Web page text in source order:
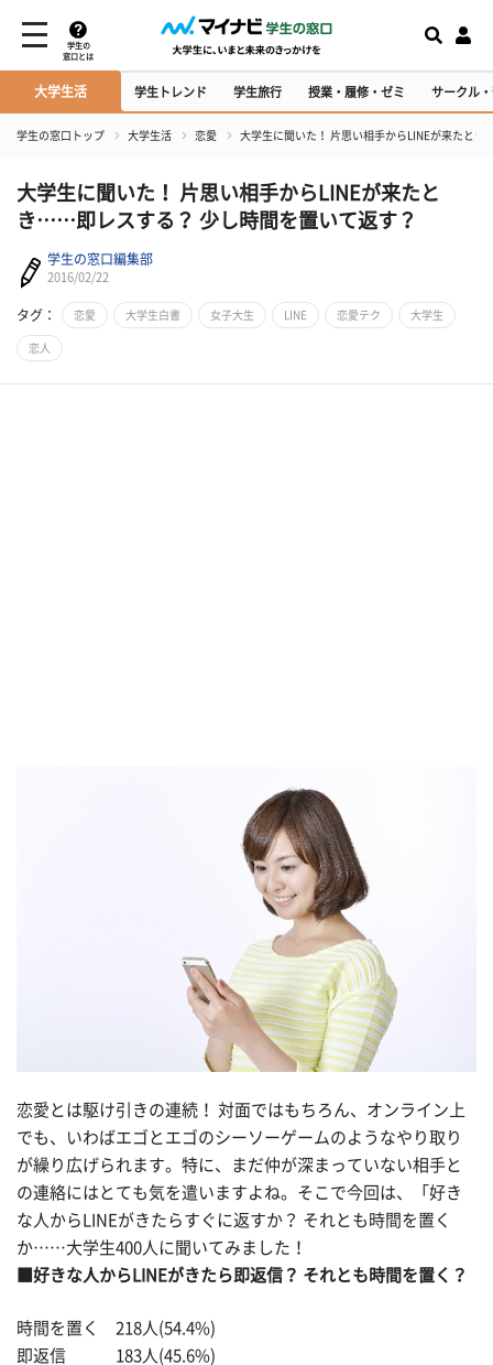
学生の
窓口とは
大学生活 学生トレンド 学生旅行 授業・履修・ゼミ サークル
学生の窓口トップ 大学生活 恋愛 大学生に聞いた！ 片思い相手からLINEが来たと
大学生に聞いた！ 片思い相手からLINEが来たと
き……即レスする？ 少し時間を置いて返す？
学生の窓口編集部
2016/02/22
タグ： 恋愛 大学生白書 女子大生 LINE 恋愛テク 大学生
恋人
恋愛とは駆け引きの連続！ 対面ではもちろん、オンライン上
でも、いわばエゴとエゴのシーソーゲームのようなやり取り
が繰り広げられます。特に、まだ仲が深まっていない相手と
の連絡にはとても気を遣いますよね。そこで今回は、「好き
な人からLINEがきたらすぐに返すか？ それとも時間を置く
か……大学生400人に聞いてみました！
■好きな人からLINEがきたら即返信？ それとも時間を置く？
時間を置く 218人(54.4%)
即返信 183人(45.6%)